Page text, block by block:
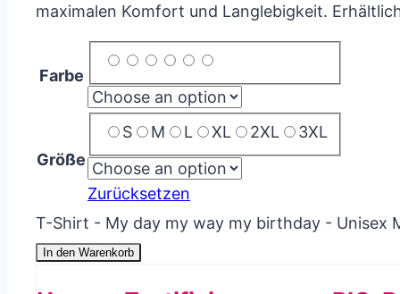
maximalen Komfort und Langlebigkeit.
Farbe
Größe
S M L XL 2XL 3XL
Zurücksetzen
T-Shirt - My day my way my birthday - Unisex
In den Warenkorb